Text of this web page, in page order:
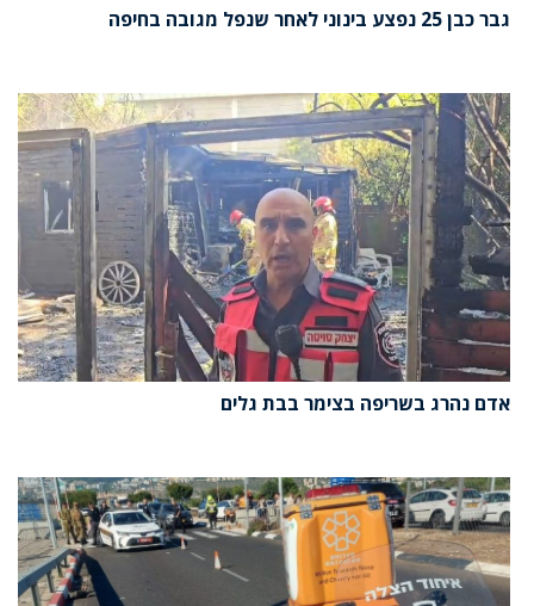
גבר כבן 25 נפצע בינוני לאחר שנפל מגובה בחיפה
אדם נהרג בשריפה בצימר בבת גלים